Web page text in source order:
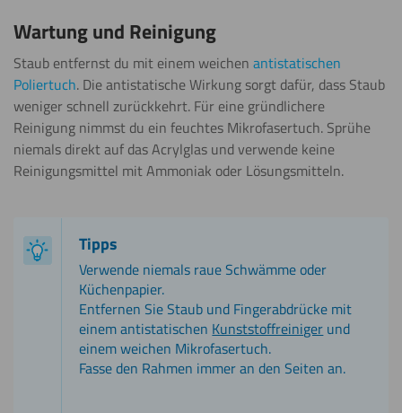
Wartung und Reinigung
Staub entfernst du mit einem weichen antistatischen
Poliertuch. Die antistatische Wirkung sorgt dafür, dass Staub
weniger schnell zurückkehrt. Für eine gründlichere
Reinigung nimmst du ein feuchtes Mikrofasertuch. Sprühe
niemals direkt auf das Acrylglas und verwende keine
Reinigungsmittel mit Ammoniak oder Lösungsmitteln.
Tipps
Verwende niemals raue Schwämme oder
Küchenpapier.
Entfernen Sie Staub und Fingerabdrücke mit
einem antistatischen Kunststoffreiniger und
einem weichen Mikrofasertuch.
Fasse den Rahmen immer an den Seiten an.